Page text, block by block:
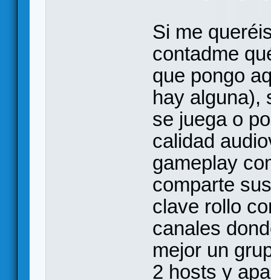
Si me
contadme
que pongo
hay alguna),
se juega o
calidad
gameplay
comparte
clave rollo
canales
mejor un
2 hosts y